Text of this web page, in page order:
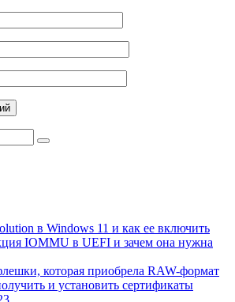
в Windows 11 и как ее включить
IOMMU в UEFI и зачем она нужна
которая приобрела RAW-формат
и установить сертификаты